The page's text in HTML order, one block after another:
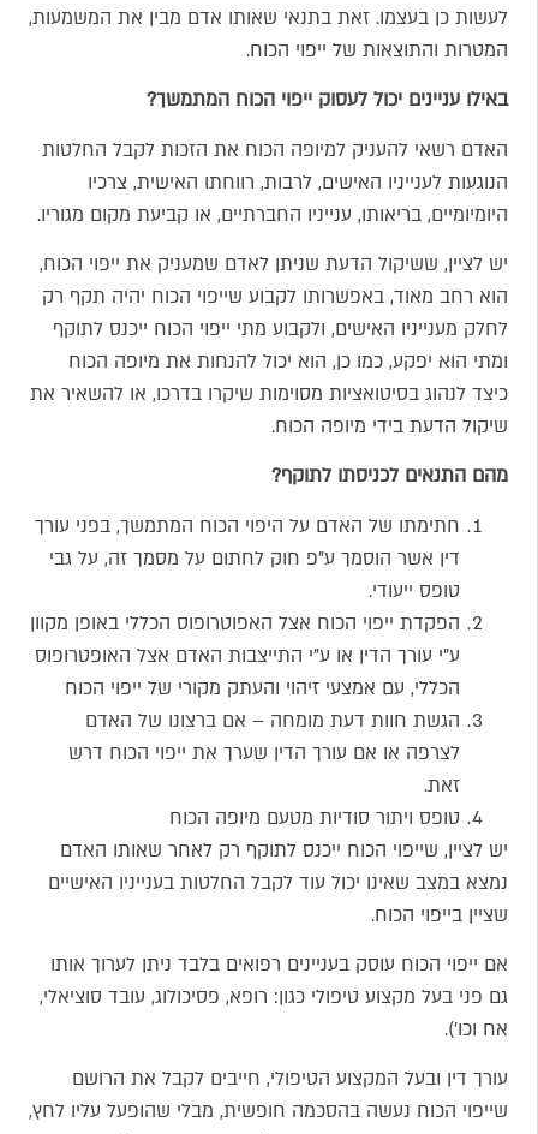
לעשות כן בעצמו. זאת בתנאי שאותו אדם מבין את המשמעות,
המטרות והתוצאות של ייפוי הכוח.
באילו עניינים יכול לעסוק ייפוי הכוח המתמשך?
האדם רשאי להעניק למיופה הכוח את הזכות לקבל החלטות
הנוגעות לענייניו האישים, לרבות, רווחתו האישית, צרכיו
היומיומיים, בריאותו, ענייניו החברתיים, או קביעת מקום מגוריו.
יש לציין, ששיקול הדעת שניתן לאדם שמעניק את ייפוי הכוח,
הוא רחב מאוד, באפשרותו לקבוע שייפוי הכוח יהיה תקף רק
לחלק מענייניו האישים, ולקבוע מתי ייפוי הכוח ייכנס לתוקף
ומתי הוא יפקע, כמו כן, הוא יכול להנחות את מיופה הכוח
כיצד לנהוג בסיטואציות מסוימות שיקרו בדרכו, או להשאיר את
שיקול הדעת בידי מיופה הכוח.
מהם התנאים לכניסתו לתוקף?
חתימתו של האדם על היפוי הכוח המתמשך, בפני עורך
דין אשר הוסמך ע"פ חוק לחתום על מסמך זה, על גבי
טופס ייעודי.
הפקדת ייפוי הכוח אצל האפוטרופוס הכללי באופן מקוון
ע"י עורך הדין או ע"י התייצבות האדם אצל האופטרופוס
הכללי, עם אמצעי זיהוי והעתק מקורי של ייפוי הכוח
הגשת חוות דעת מומחה – אם ברצונו של האדם
לצרפה או אם עורך הדין שערך את ייפוי הכוח דרש
זאת.
טופס ויתור סודיות מטעם מיופה הכוח
יש לציין, שייפוי הכוח ייכנס לתוקף רק לאחר שאותו האדם
נמצא במצב שאינו יכול עוד לקבל החלטות בענייניו האישיים
שציין בייפוי הכוח.
אם ייפוי הכוח עוסק בעניינים רפואים בלבד ניתן לערוך אותו
גם פני בעל מקצוע טיפולי כגון: רופא, פסיכולוג, עובד סוציאלי,
אח וכו').
עורך דין ובעל המקצוע הטיפולי, חייבים לקבל את הרושם
שייפוי הכוח נעשה בהסכמה חופשית, מבלי שהופעל עליו לחץ,